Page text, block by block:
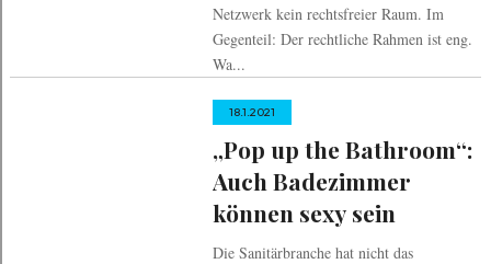
Netzwerk kein rechtsfreier Raum. Im
Gegenteil: Der rechtliche Rahmen ist eng.
Wa...
18.1.2021
„Pop up the Bathroom“:
Auch Badezimmer
können sexy sein
Die Sanitärbranche hat nicht das